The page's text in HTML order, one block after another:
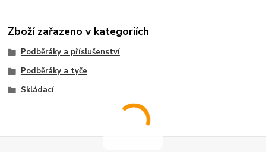
Zboží zařazeno v kategoriích
Podběráky a příslušenství
Podběráky a tyče
Skládací